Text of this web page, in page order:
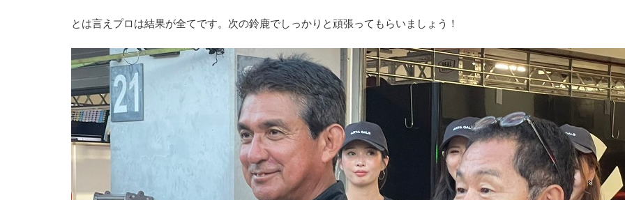
とは言えプロは結果が全てです。次の鈴鹿でしっかりと頑張ってもらいましょう！